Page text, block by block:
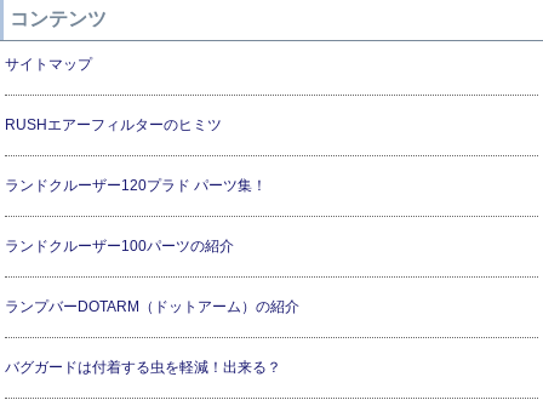
コンテンツ
サイトマップ
RUSHエアーフィルターのヒミツ
ランドクルーザー120プラド パーツ集！
ランドクルーザー100パーツの紹介
ランプバーDOTARM（ドットアーム）の紹介
バグガードは付着する虫を軽減！出来る？